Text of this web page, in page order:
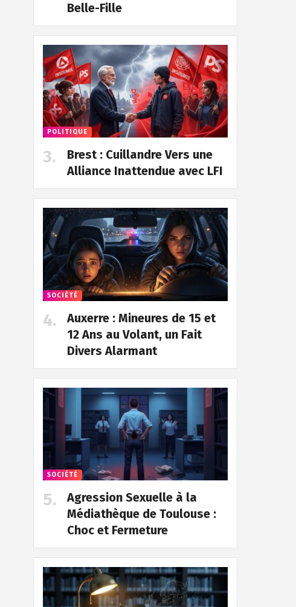
Belle-Fille
POLITIQUE
Brest : Cuillandre Vers une
Alliance Inattendue avec LFI
SOCIÉTÉ
Auxerre : Mineures de 15 et
12 Ans au Volant, un Fait
Divers Alarmant
SOCIÉTÉ
Agression Sexuelle à la
Médiathèque de Toulouse :
Choc et Fermeture